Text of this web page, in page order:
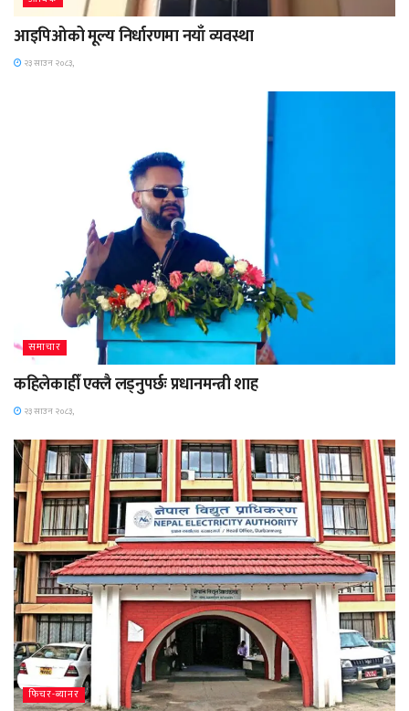
आइपिओको मूल्य निर्धारणमा नयाँ व्यवस्था
२३ साउन २०८३,
समाचार
कहिलेकाहीँ एक्लै लड्नुपर्छः प्रधानमन्त्री शाह
२३ साउन २०८३,
फिचर-ब्यानर